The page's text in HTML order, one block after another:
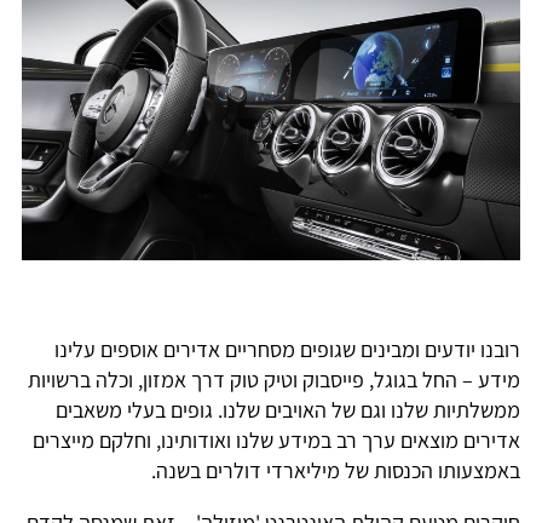
רובנו יודעים ומבינים שגופים מסחריים אדירים אוספים עלינו
מידע – החל בגוגל, פייסבוק וטיק טוק דרך אמזון, וכלה ברשויות
ממשלתיות שלנו וגם של האויבים שלנו. גופים בעלי משאבים
אדירים מוצאים ערך רב במידע שלנו ואודותינו, וחלקם מייצרים
באמצעותו הכנסות של מיליארדי דולרים בשנה.